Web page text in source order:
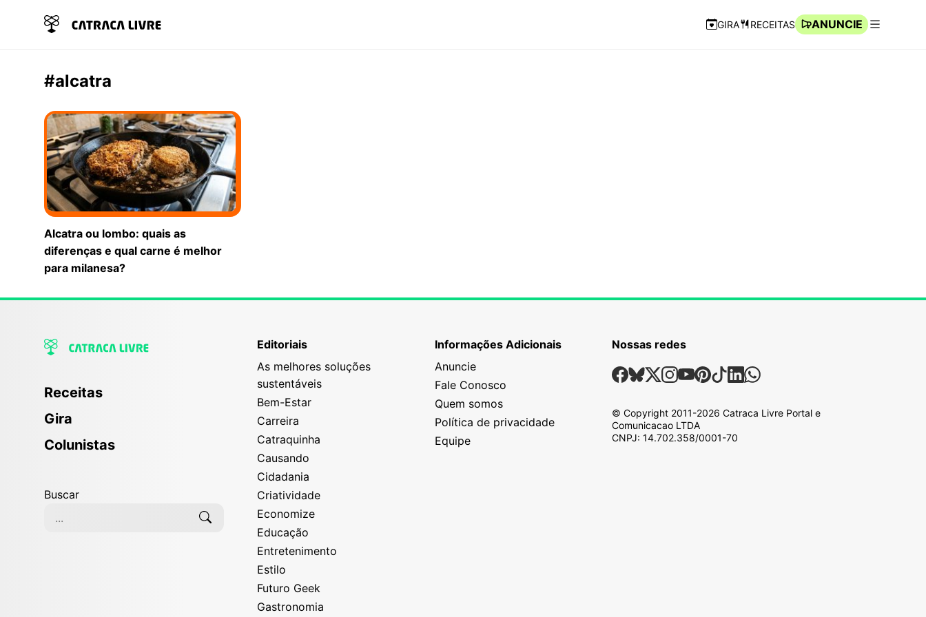
Navegação Rápida
GIRA RECEITAS
ANUNCIE
#alcatra
Alcatra ou lombo: quais as
diferenças e qual carne é melhor
para milanesa?
Receitas
Gira
Colunistas
Buscar
Editoriais
As melhores soluções
sustentáveis
Bem-Estar
Carreira
Catraquinha
Causando
Cidadania
Criatividade
Economize
Educação
Entretenimento
Estilo
Futuro Geek
Gastronomia
Informações Adicionais
Anuncie
Fale Conosco
Quem somos
Política de privacidade
Equipe
Nossas redes
Nossas Redes Sociais
Facebook
Bsky
X Instagram
Youtube
Pinterest
TiktokLinkedin
Whatsapp
© Copyright 2011-2026 Catraca Livre Portal e
Comunicacao LTDA
CNPJ: 14.702.358/0001-70